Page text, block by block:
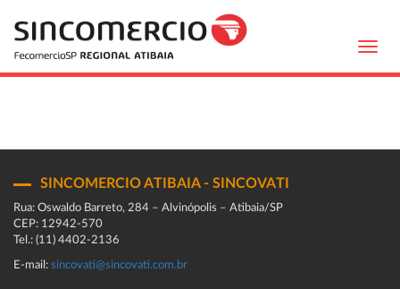
SINCOMERCIO ATIBAIA - SINCOVATI
Rua: Oswaldo Barreto, 284 – Alvinópolis – Atibaia/SP
CEP: 12942-570
Tel.: (11) 4402-2136
E-mail: sincovati@sincovati.com.br